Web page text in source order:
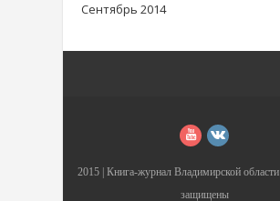
Сентябрь 2014
2015 | Книга-журнал Владимирской области
защищены